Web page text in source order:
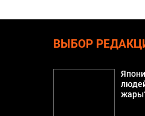
ВЫБОР